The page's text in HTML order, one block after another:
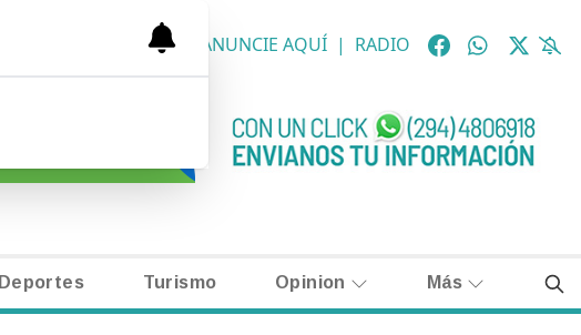
NECROLÓGICAS ANUNCIE AQUÍ | RADIO
Deportes Turismo Opinion Más